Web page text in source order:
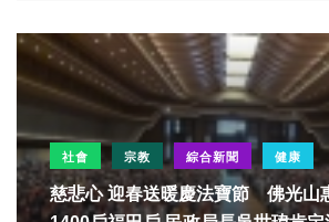
社會 宗教 綜合新聞 健康
慈悲心 迎春送暖慶法寶節 佛光山